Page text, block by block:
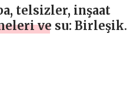
düzenledi
telsizler, inşaat
ve su: Birleşik